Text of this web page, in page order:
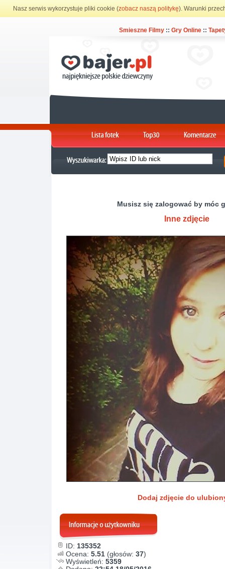
Nasz serwis wykorzystuje pliki cookie (zobacz naszą politykę). Warunki
Smieszne Filmy ::Gry Online ::
Musisz się zalogować by móc
Inne zdjęcie
Dodaj zdjęcie do
ID: 135352
Ocena: 5.51 (głosów: 37)
Wyświetleń: 5359